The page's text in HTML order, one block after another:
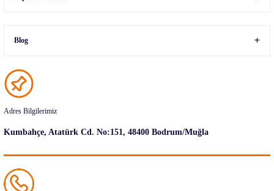
Blog
Adres Bilgilerimiz
Kumbahçe, Atatürk Cd. No:151, 48400 Bodrum/Muğla